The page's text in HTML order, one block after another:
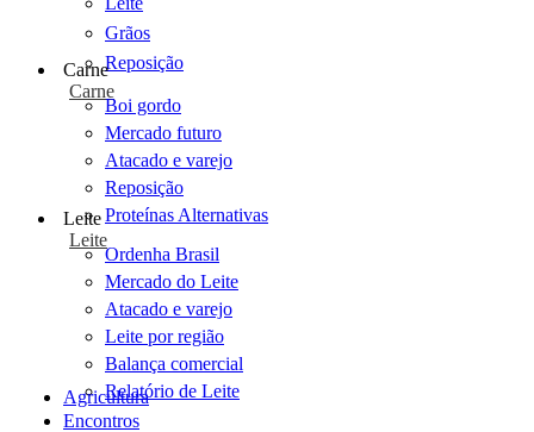
Grãos
Reposição
Carne
Carne
Boi gordo
Mercado futuro
Atacado e varejo
Reposição
Proteínas Alternativas
Leite
Leite
Ordenha Brasil
Mercado do Leite
Atacado e varejo
Leite por região
Balança comercial
Relatório de Leite
Agricultura
Encontros